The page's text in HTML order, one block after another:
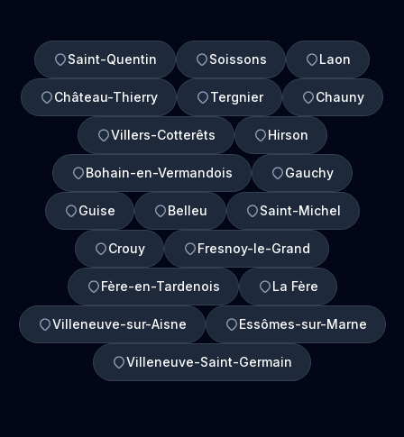
Saint-Quentin Soissons Laon
Château-Thierry Tergnier Chauny
Villers-Cotterêts Hirson
Bohain-en-Vermandois Gauchy
Guise Belleu Saint-Michel
Crouy Fresnoy-le-Grand
Fère-en-Tardenois La Fère
Villeneuve-sur-Aisne Essômes-sur-Marne
Villeneuve-Saint-Germain